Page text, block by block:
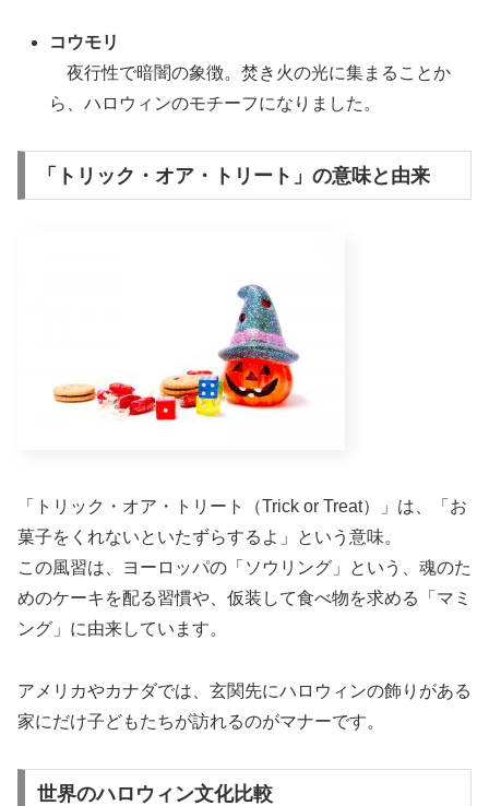
コウモリ
夜行性で暗闇の象徴。焚き火の光に集まることか
ら、ハロウィンのモチーフになりました。
「トリック・オア・トリート」の意味と由来
「トリック・オア・トリート（Trick or Treat）」は、「お
菓子をくれないといたずらするよ」という意味。
この風習は、ヨーロッパの「ソウリング」という、魂のた
めのケーキを配る習慣や、仮装して食べ物を求める「マミ
ング」に由来しています。
アメリカやカナダでは、玄関先にハロウィンの飾りがある
家にだけ子どもたちが訪れるのがマナーです。
世界のハロウィン文化比較